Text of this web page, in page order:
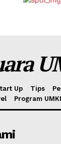
Up Tips
Program